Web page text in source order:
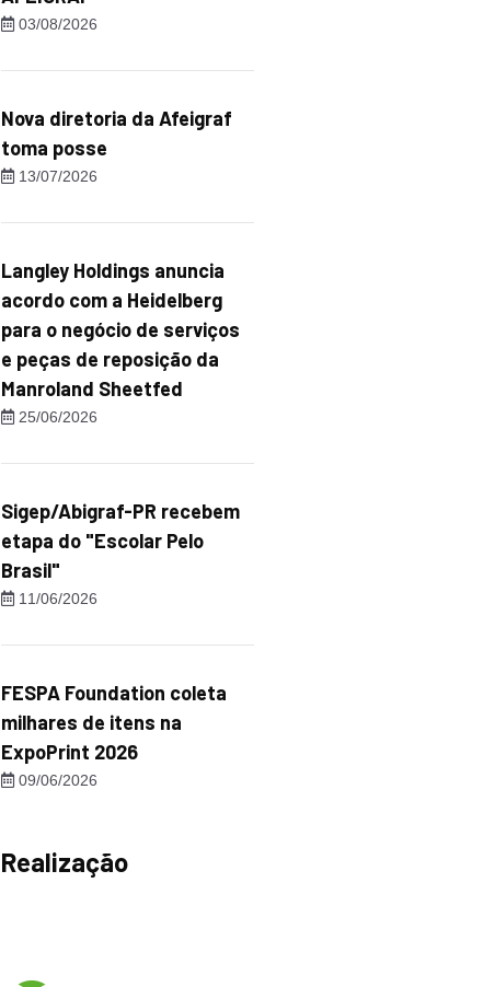
03/08/2026
Nova diretoria da Afeigraf
toma posse
13/07/2026
Langley Holdings anuncia
acordo com a Heidelberg
para o negócio de serviços
e peças de reposição da
Manroland Sheetfed
25/06/2026
Sigep/Abigraf-PR recebem
etapa do "Escolar Pelo
Brasil"
11/06/2026
FESPA Foundation coleta
milhares de itens na
ExpoPrint 2026
09/06/2026
Realização